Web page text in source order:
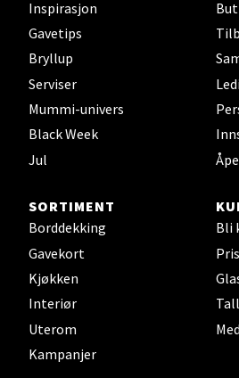
Inspirasjon
Gavetips
Bryllup
Serviser
Mummi-univers
Black Week
Jul
SORTIMENT
Borddekking
Gavekort
Kjøkken
Interiør
Uterom
Kampanjer
Bli
Jessheim - Thon
Storgata 6, 2050 Jessheim
Kristiansand - Thon
Sørlandssenteret